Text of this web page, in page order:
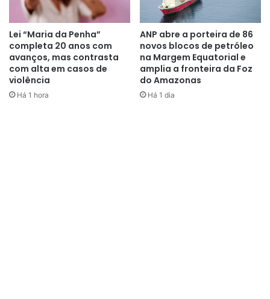
Lei “Maria da Penha”
completa 20 anos com
avanços, mas contrasta
com alta em casos de
violência
Há 1 hora
ANP abre a porteira de 86
novos blocos de petróleo
na Margem Equatorial e
amplia a fronteira da Foz
do Amazonas
Há 1 dia